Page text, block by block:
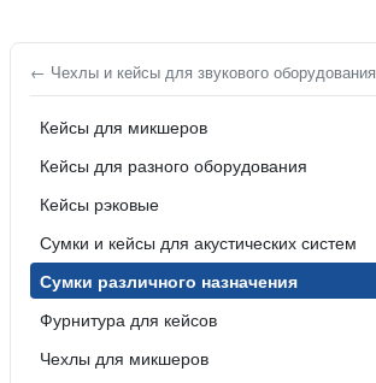
← Чехлы и кейсы для звукового оборудования
Кейсы для микшеров
Кейсы для разного оборудования
Кейсы рэковые
Сумки и кейсы для акустических систем
Сумки различного назначения
Фурнитура для кейсов
Чехлы для микшеров